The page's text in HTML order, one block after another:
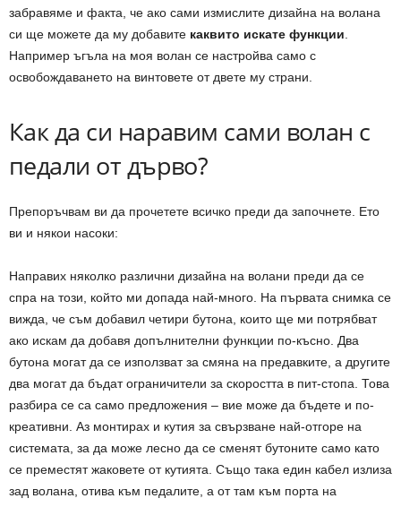
забравяме и факта, че ако сами измислите дизайна на волана
си ще можете да му добавите каквито искате функции.
Например ъгъла на моя волан се настройва само с
освобождаването на винтовете от двете му страни.
Как да си наравим сами волан с
педали от дърво?
Препоръчвам ви да прочетете всичко преди да започнете. Ето
ви и някои насоки:
Направих няколко различни дизайна на волани преди да се
спра на този, който ми допада най-много. На първата снимка се
вижда, че съм добавил четири бутона, които ще ми потрябват
ако искам да добавя допълнителни функции по-късно. Два
бутона могат да се използват за смяна на предавките, а другите
два могат да бъдат ограничители за скоростта в пит-стопа. Това
разбира се са само предложения – вие може да бъдете и по-
креативни. Аз монтирах и кутия за свързване най-отгоре на
системата, за да може лесно да се сменят бутоните само като
се преместят жаковете от кутията. Също така един кабел излиза
зад волана, отива към педалите, а от там към порта на